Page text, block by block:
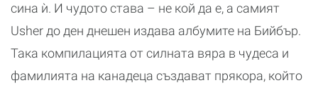
сина ѝ. И чудото става – не кой да е, а самият
Usher до ден днешен издава албумите на Бийбър.
Така компилацията от силната вяра в чудеса и
фамилията на канадеца създават прякора, който